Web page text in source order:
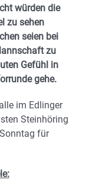
würden die
zu sehen
seien bei
zu
Gefühl in
gehe.
im Edlinger
Steinhöring
für